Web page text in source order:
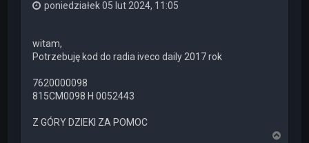
poniedziałek 05 lut 2024, 11:05
witam,
Potrzebuję kod do radia iveco daily 2017 rok
7620000098
815CM0098 H 0052443
Z GÓRY DZIEKI ZA POMOC